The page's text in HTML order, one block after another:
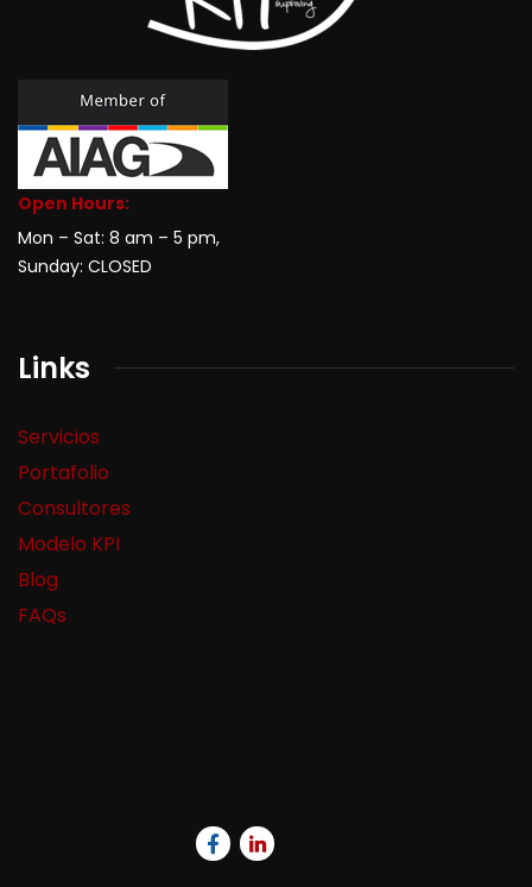
Open Hours:
Mon – Sat: 8 am – 5 pm,
Sunday: CLOSED
Links
Servicios
Portafolio
Consultores
Modelo KPI
Blog
FAQs